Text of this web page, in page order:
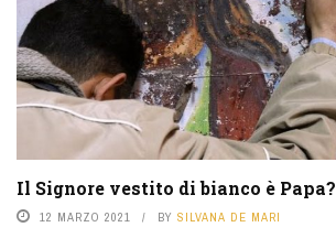
Il Signore vestito di bianco è Papa?
12 MARZO 2021 BY SILVANA DE MARI